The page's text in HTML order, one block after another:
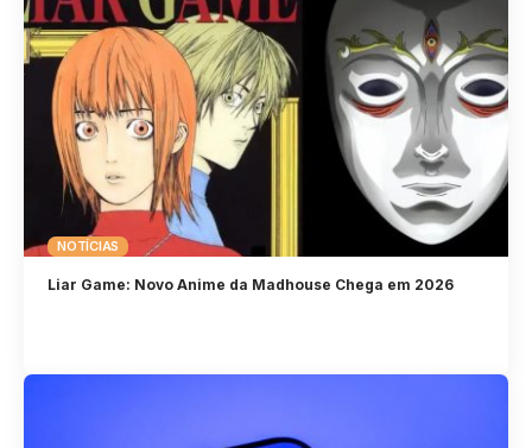
NOTÍCIAS
Liar Game: Novo Anime da Madhouse Chega em 2026